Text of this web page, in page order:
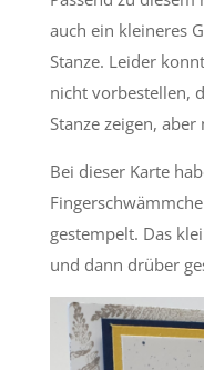
auch ein kleineres
Stanze. Leider
nicht vorbestellen,
Stanze zeigen,
Bei dieser Karte
gestempelt. Das
und dann drüber